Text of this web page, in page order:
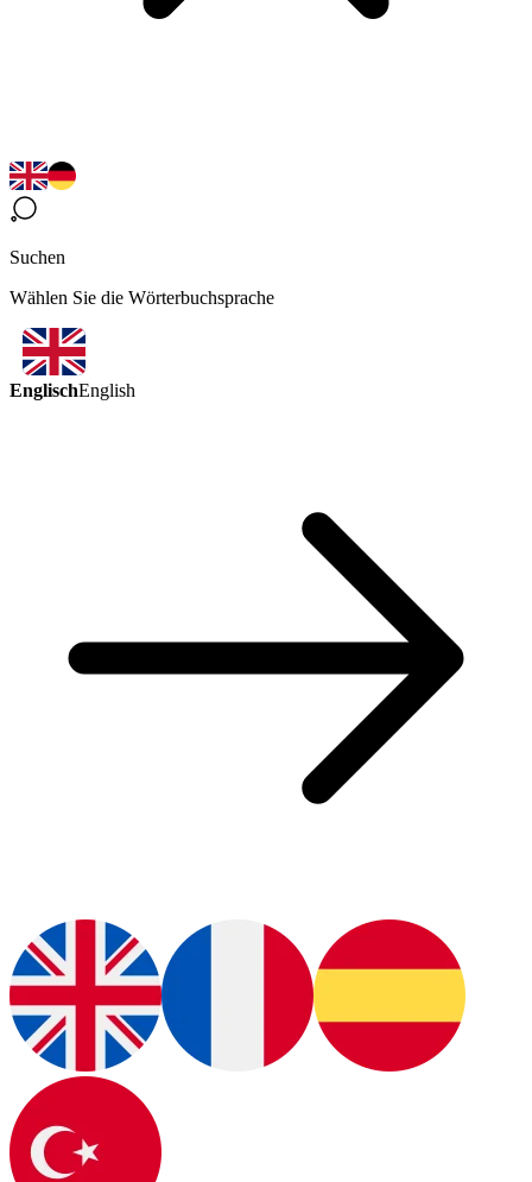
Suchen
Wählen Sie die Wörterbuchsprache
EnglischEnglish